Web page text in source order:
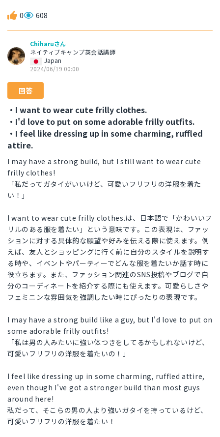
0 608
Chiharuさん
ネイティブキャンプ英会話講師
Japan
2024/06/19 00:00
回答
・I want to wear cute frilly clothes.
・I'd love to put on some adorable frilly outfits.
・I feel like dressing up in some charming, ruffled
attire.
I may have a strong build, but I still want to wear cute
frilly clothes!
「私だってガタイがいいけど、可愛いフリフリの洋服を着た
い！」
I want to wear cute frilly clothes.は、日本語で「かわいいフ
リルのある服を着たい」という意味です。この表現は、ファッ
ションに対する具体的な願望や好みを伝える際に使えます。例
えば、友人とショッピングに行く前に自分のスタイルを説明す
る時や、イベントやパーティーでどんな服を着たいか話す時に
役立ちます。また、ファッション関連のSNS投稿やブログで自
分のコーディネートを紹介する際にも使えます。可愛らしさや
フェミニンな雰囲気を強調したい時にぴったりの表現です。
I may have a strong build like a guy, but I'd love to put on
some adorable frilly outfits!
「私は男の人みたいに強い体つきをしてるかもしれないけど、
可愛いフリフリの洋服を着たいの！」
I feel like dressing up in some charming, ruffled attire,
even though I've got a stronger build than most guys
around here!
私だって、そこらの男の人より強いガタイを持っているけど、
可愛いフリフリの洋服を着たい！